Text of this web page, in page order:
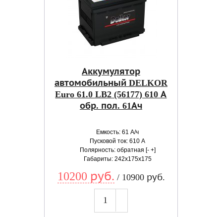
Аккумулятор
автомобильный DELKOR
Euro 61.0 LB2 (56177) 610 А
обр. пол. 61Ач
Емкость: 61 А/ч
Пусковой ток: 610 А
Полярность: обратная [- +]
Габариты: 242x175x175
10200 руб. / 10900 руб.